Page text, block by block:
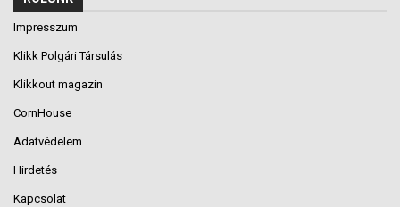
Impresszum
Klikk Polgári Társulás
Klikkout magazin
CornHouse
Adatvédelem
Hirdetés
Kapcsolat